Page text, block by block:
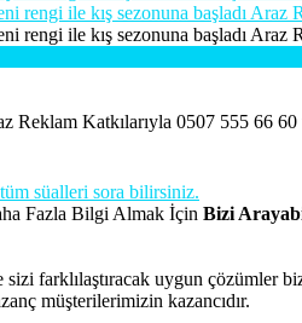
rengi ile kış sezonuna başladı Araz
rengi ile kış sezonuna başladı Araz
Reklam Katkılarıyla 0507 555 66
süalleri sora bilirsiniz.
Fazla Bilgi Almak İçin Bizi
sizi farklılaştıracak uygun
müşterilerimizin kazancıdır.